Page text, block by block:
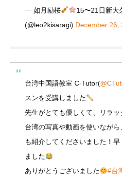
— 如月励桜
15〜21日新大
(@leo2kisaragi) December 26,
台湾中国語教室 C-Tutor(
スンを受講しました
先生がとても優しくて、リラッ
台湾の写真や動画を使いなが
も紹介してくださいました！
ました
ありがとうございました
#台